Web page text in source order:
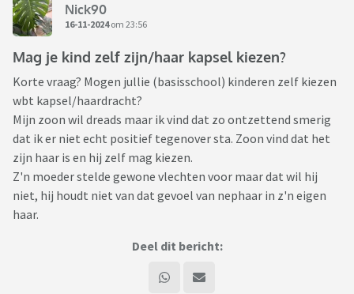
Nick90
16-11-2024om 23:56
Mag je kind zelf zijn/haar kapsel kiezen?
Korte vraag? Mogen jullie (basisschool) kinderen zelf kiezen
wbt kapsel/haardracht?
Mijn zoon wil dreads maar ik vind dat zo ontzettend smerig
dat ik er niet echt positief tegenover sta. Zoon vind dat het
zijn haar is en hij zelf mag kiezen.
Z'n moeder stelde gewone vlechten voor maar dat wil hij
niet, hij houdt niet van dat gevoel van nephaar in z'n eigen
haar.
Deel dit bericht: